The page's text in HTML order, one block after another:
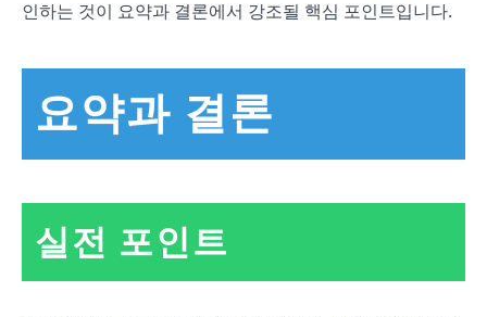
인하는 것이 요약과 결론에서 강조될 핵심 포인트입니다.
요약과 결론
실전 포인트